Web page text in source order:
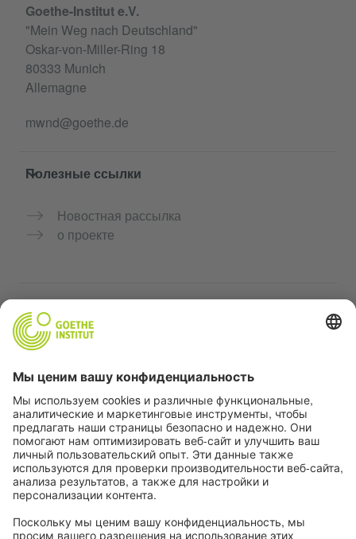
Goethe-Institut e.V.
"Mein Weg nach Deutschland"
Oskar-von-Miller-Ring 18
80333 Munich
Allemagne
mwnd@goethe.de
Полезные ссылки
Новостная рассылка
о проекте
Дополнительные сайты
Курсы немецкого языка от Goethe-Institut
Портал для преподавателей «Deutschstunde»
Конфиденциальность и доступность
Настройки конфиденциальности
Доступность